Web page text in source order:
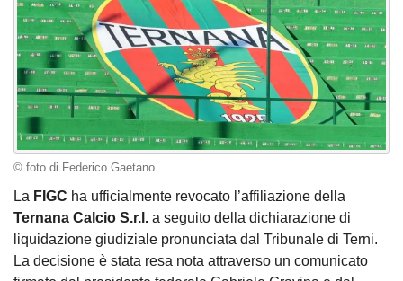
© foto di Federico Gaetano
La FIGC ha ufficialmente revocato l’affiliazione della
Ternana Calcio S.r.l. a seguito della dichiarazione di
liquidazione giudiziale pronunciata dal Tribunale di Terni.
La decisione è stata resa nota attraverso un comunicato